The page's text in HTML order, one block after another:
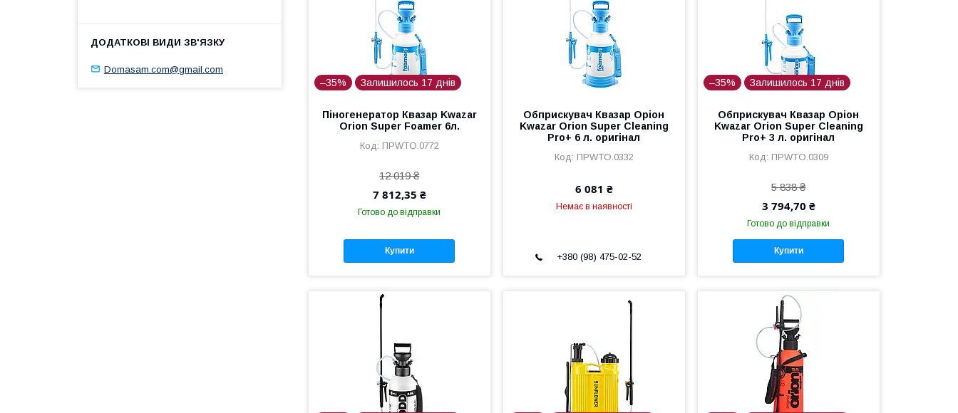
–35% Залишилось 17 днів
Піногенератор Квазар Kwazar
Orion Super Foamer 6л.
ПРWTO.0772
12 019 ₴
7 812,35 ₴
Готово до відправки
Купити
Обприскувач Квазар Оріон
Kwazar Orion Super Cleaning
Pro+ 6 л. оригінал
ПРWTO.0332
6 081 ₴
Немає в наявності
+380 (98) 475-02-52
–35% Залишилось 17 днів
Обприскувач Квазар Оріон
Kwazar Orion Super Cleaning
Pro+ 3 л. оригінал
ПРWTO.0309
5 838 ₴
3 794,70 ₴
Готово до відправки
Купити
Domasam.com@gmail.com